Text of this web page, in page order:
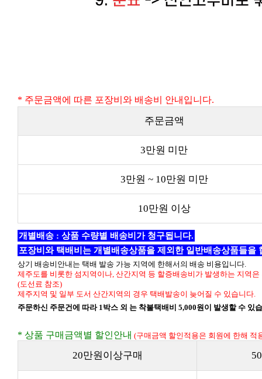
* 주문금액에 따른 포장비와 배송비 안내입니다.
주문금액
3만원 미만
3만원 ~ 10만원 미만
10만원 이상
개별배송 : 상품 수량별 배송비가 청구됩니다.
포장비와 택배비는 개별배송상품을 제외한 일반배송상품들을
상기 배송비안내는 택배 발송 가능 지역에 한해서의 배송 비용입니다.
제주도를 비롯한 섬지역이나, 산간지역 등 할증배송비가 발생하는 지역
(도선료 참조)
제주지역 및 일부 도서 산간지역의 경우 택배발송이 늦어질 수 있습니다.
주문하신 주문건에 따라 1박스 외 는 착불택배비 5,000원이 발생할 수 있
* 상품 구매금액별 할인안내 (구매금액 할인적용은 회원에 한해 적
20만원이상구매